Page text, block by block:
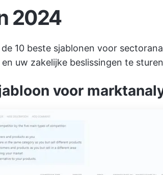
2024
10 beste sjablonen voor
uw zakelijke beslissingen te
voor